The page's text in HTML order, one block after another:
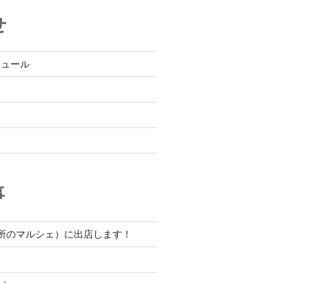
ール
のマルシェ）に出店します！